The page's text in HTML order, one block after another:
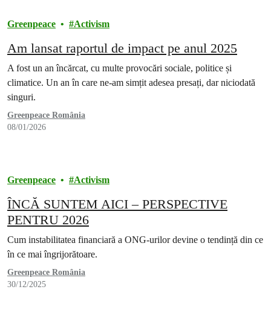
Greenpeace Activism
Am lansat raportul de impact pe anul 2025
A fost un an încărcat, cu multe provocări sociale, politice și
climatice. Un an în care ne-am simțit adesea presați, dar niciodată
singuri.
Greenpeace România
08/01/2026
Greenpeace Activism
ÎNCĂ SUNTEM AICI – PERSPECTIVE
PENTRU 2026
Cum instabilitatea financiară a ONG-urilor devine o tendință din ce
în ce mai îngrijorătoare.
Greenpeace România
30/12/2025